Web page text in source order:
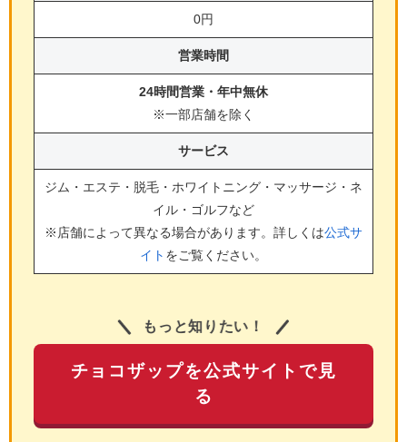
0円
営業時間
24時間営業・年中無休
※一部店舗を除く
サービス
ジム・エステ・脱毛・ホワイトニング・マッサージ・ネ
イル・ゴルフなど
※店舗によって異なる場合があります。詳しくは公式サ
イト をご覧ください。
もっと知りたい！
チョコザップを公式サイトで見
る